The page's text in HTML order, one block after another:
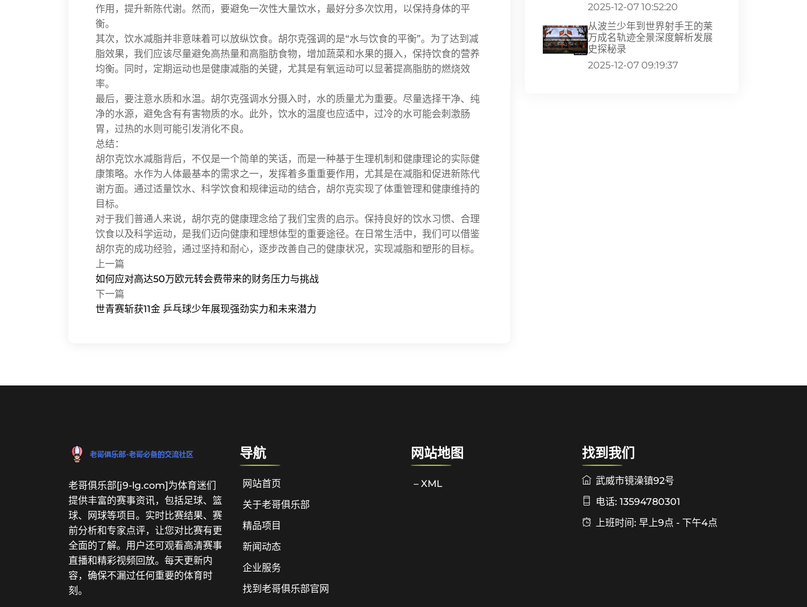
作用，提升新陈代谢。然而，要避免一次性大量饮水，最好分多次饮用，以保持身体的平
衡。
其次，饮水减脂并非意味着可以放纵饮食。胡尔克强调的是“水与饮食的平衡”。为了达到减
脂效果，我们应该尽量避免高热量和高脂肪食物，增加蔬菜和水果的摄入，保持饮食的营养
均衡。同时，定期运动也是健康减脂的关键，尤其是有氧运动可以显著提高脂肪的燃烧效
率。
最后，要注意水质和水温。胡尔克强调水分摄入时，水的质量尤为重要。尽量选择干净、纯
净的水源，避免含有有害物质的水。此外，饮水的温度也应适中，过冷的水可能会刺激肠
胃，过热的水则可能引发消化不良。
总结：
胡尔克饮水减脂背后，不仅是一个简单的笑话，而是一种基于生理机制和健康理论的实际健
康策略。水作为人体最基本的需求之一，发挥着多重重要作用，尤其是在减脂和促进新陈代
谢方面。通过适量饮水、科学饮食和规律运动的结合，胡尔克实现了体重管理和健康维持的
目标。
对于我们普通人来说，胡尔克的健康理念给了我们宝贵的启示。保持良好的饮水习惯、合理
饮食以及科学运动，是我们迈向健康和理想体型的重要途径。在日常生活中，我们可以借鉴
胡尔克的成功经验，通过坚持和耐心，逐步改善自己的健康状况，实现减脂和塑形的目标。
上一篇
如何应对高达50万欧元转会费带来的财务压力与挑战
下一篇
世青赛斩获11金 乒乓球少年展现强劲实力和未来潜力
2025-12-07 10:52:20
从波兰少年到世界射手王的莱
万成名轨迹全景深度解析发展
史探秘录
2025-12-07 09:19:37
老哥俱乐部[j9-lg.com]为体育迷们
提供丰富的赛事资讯，包括足球、篮
球、网球等项目。实时比赛结果、赛
前分析和专家点评，让您对比赛有更
全面的了解。用户还可观看高清赛事
直播和精彩视频回放。每天更新内
容，确保不漏过任何重要的体育时
刻。
导航
网站首页
关于老哥俱乐部
精品项目
新闻动态
企业服务
找到老哥俱乐部官网
网站地图
– XML
找到我们
武威市镜澡镇92号
电话: 13594780301
上班时间: 早上9点 - 下午4点